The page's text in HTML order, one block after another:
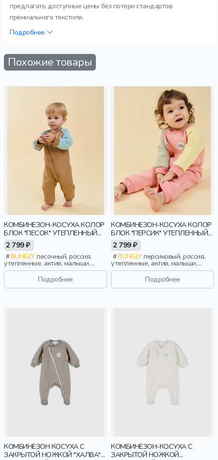
предлагать доступные цены без потери стандартов
премиального текстиля.
Подробнее
Похожие товары
КОМБИНЕЗОН-КОСУХА КОЛОР
БЛОК "ПЕСОК" УТЕПЛЕННЫЙ
0+
2 799 ₽
BUNGLYпесочный, россия,
утепленные, актив, малыши,
дети
Подробнее
КОМБИНЕЗОН-КОСУХА КОЛОР
БЛОК "ПЕРСИК" УТЕПЛЕННЫЙ
0+
2 799 ₽
BUNGLYперсиковый, россия,
утепленные, актив, малыши,
дети
Подробнее
КОМБИНЕЗОН КОСУХА С
ЗАКРЫТОЙ НОЖКОЙ "ХАЛВА"
КОМБИНЕЗОН-КОСУХА С
ЗАКРЫТОЙ НОЖКОЙ